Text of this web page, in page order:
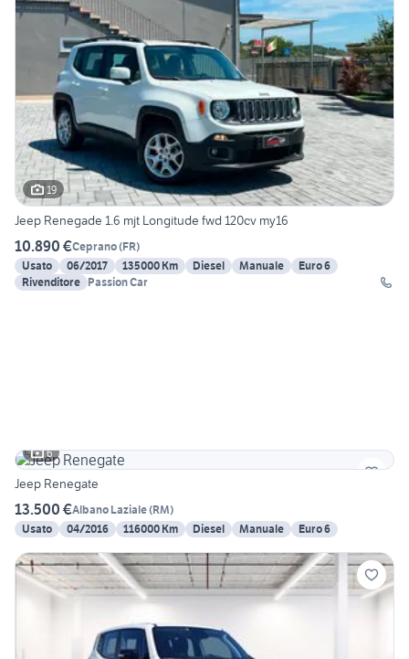
19
Jeep Renegade 1.6 mjt Longitude fwd 120cv my16
10.890 €Ceprano(FR)
Usato
06/2017 135000 Km Diesel Manuale
Euro 6
Rivenditore Passion Car
6
Jeep Renegate
13.500 €Albano Laziale(RM)
Usato
04/2016 116000 Km Diesel Manuale Euro 6